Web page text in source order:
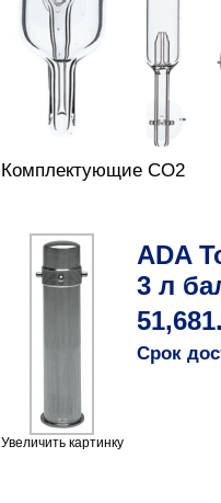
Комплектующие СО2
Увеличить картинку
ADA
3 л
Срок